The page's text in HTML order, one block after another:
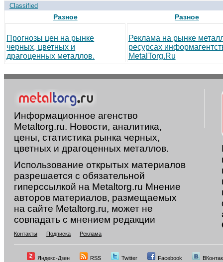
Classified
Разное
Прогнозы цен на рынке
черных, цветных и
драгоценных металлов.
Разное
Реклама на рынке
ресурсах
MetalTorg.Ru
Информационное агенство
Metaltorg.ru. Новости, аналитика,
цены, статистика рынка черных,
цветных и драгоценных металлов.
Использование открытых материалов
разрешается с обязательной
гиперссылкой на Metaltorg.ru Мнение
авторов материалов, размещаемых
на сайте Metaltorg.ru, может не
совпадать с мнением редакции
Контакты Подписка Реклама
Яндекс-Дзен RSS Twitter Facebook